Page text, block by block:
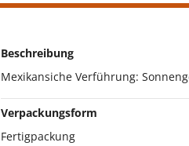
Beschreibung
Mexikansiche Verführung:
Verpackungsform
Fertigpackung